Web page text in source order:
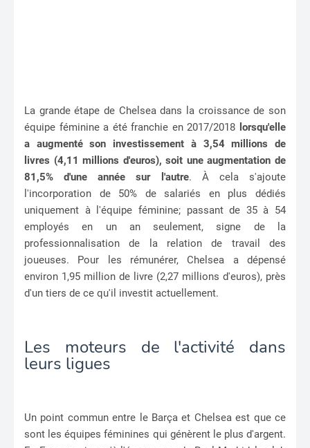
La grande étape de Chelsea dans la croissance de son
équipe féminine a été franchie en 2017/2018 lorsqu'elle
a augmenté son investissement à 3,54 millions de
livres (4,11 millions d'euros), soit une augmentation de
81,5% d'une année sur l'autre. À cela s'ajoute
l'incorporation de 50% de salariés en plus dédiés
uniquement à l'équipe féminine; passant de 35 à 54
employés en un an seulement, signe de la
professionnalisation de la relation de travail des
joueuses. Pour les rémunérer, Chelsea a dépensé
environ 1,95 million de livre (2,27 millions d'euros), près
d'un tiers de ce qu'il investit actuellement.
Les moteurs de l'activité dans
leurs ligues
Un point commun entre le Barça et Chelsea est que ce
sont les équipes féminines qui génèrent le plus d'argent.